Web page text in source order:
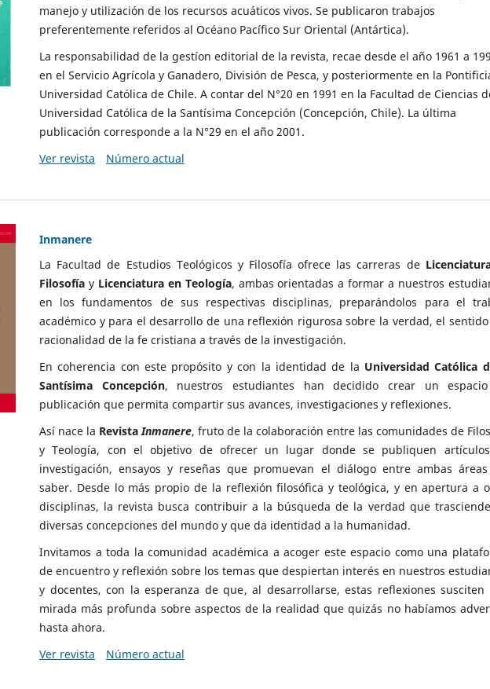
manejo y utilización de los recursos acuáticos vivos. Se publicaron trabajos
preferentemente referidos al Océano Pacífico Sur Oriental (Antártica).
La responsabilidad de la gestíon editorial de la revista, recae desde el año 1961 a
en el Servicio Agrícola y Ganadero, División de Pesca, y posteriormente en la
Universidad Católica de Chile. A contar del N°20 en 1991 en la Facultad de Ciencias
Universidad Católica de la Santísima Concepción (Concepción, Chile). La última
publicación corresponde a la N°29 en el año 2001.
Ver revista
Número actual
Inmanere
La Facultad de Estudios Teológicos y Filosofía ofrece las carreras de
Filosofía y Licenciatura en Teología, ambas orientadas a formar a nuestros
en los fundamentos de sus respectivas disciplinas, preparándolos para el
académico y para el desarrollo de una reflexión rigurosa sobre la verdad, el
racionalidad de la fe cristiana a través de la investigación.
En coherencia con este propósito y con la identidad de la Universidad Católica
Santísima Concepción, nuestros estudiantes han decidido crear un
publicación que permita compartir sus avances, investigaciones y reflexiones.
Así nace la RevistaInmanere, fruto de la colaboración entre las comunidades de
y Teología, con el objetivo de ofrecer un lugar donde se publiquen
investigación, ensayos y reseñas que promuevan el diálogo entre ambas
saber. Desde lo más propio de la reflexión filosófica y teológica, y en apertura a
disciplinas, la revista busca contribuir a la búsqueda de la verdad que
diversas concepciones del mundo y que da identidad a la humanidad.
Invitamos a toda la comunidad académica a acoger este espacio como una
de encuentro y reflexión sobre los temas que despiertan interés en nuestros
y docentes, con la esperanza de que, al desarrollarse, estas reflexiones susciten
mirada más profunda sobre aspectos de la realidad que quizás no habíamos
hasta ahora.
Ver revista
Número actual